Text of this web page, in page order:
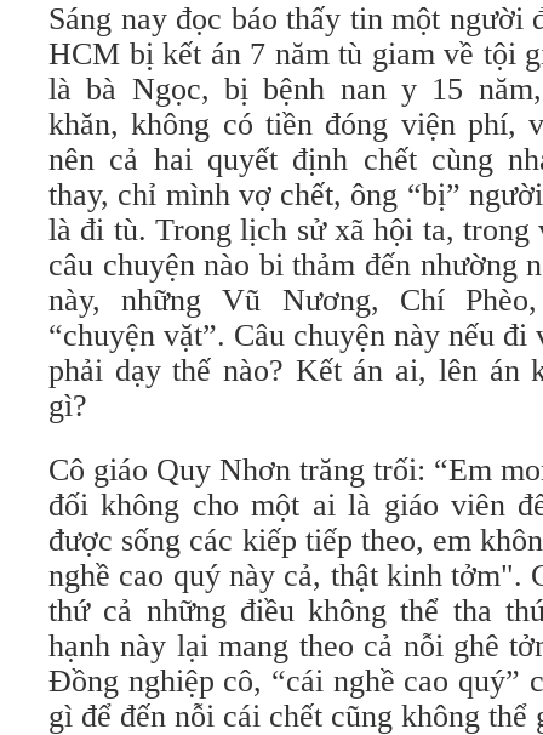
Sáng nay đọc báo thấy tin một người
HCM bị kết án 7 năm tù giam về tội
là bà Ngọc, bị bệnh nan y 15
khăn, không có tiền đóng viện phí,
nên cả hai quyết định chết cùng
thay, chỉ mình vợ chết, ông “bị”
là đi tù. Trong lịch sử xã hội ta, trong
câu chuyện nào bi thảm đến nhường
này, những Vũ Nương, Chí
“chuyện vặt”. Câu chuyện này nếu đi
phải dạy thế nào? Kết án ai, lên án
gì?
Cô giáo Quy Nhơn trăng trối: “Em
đối không cho một ai là giáo viên
được sống các kiếp tiếp theo, em
nghề cao quý này cả, thật kinh tởm".
thứ cả những điều không thể tha
hạnh này lại mang theo cả nỗi ghê
Đồng nghiệp cô, “cái nghề cao quý”
gì để đến nỗi cái chết cũng không thể